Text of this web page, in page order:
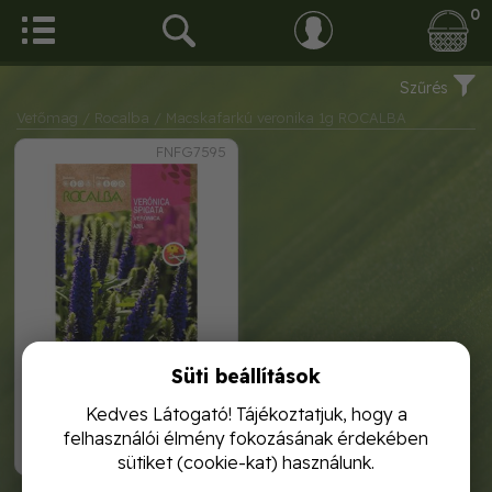
0
Szűrés
Vetőmag / Rocalba
/ Macskafarkú veronika 1g ROCALBA
FNFG7595
1 120,-
macskafarkú veronika 1g
rocalba
Süti beállítások
Kedves Látogató! Tájékoztatjuk, hogy a
felhasználói élmény fokozásának érdekében
sütiket (cookie-kat) használunk.